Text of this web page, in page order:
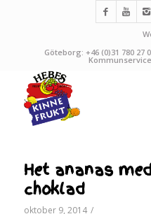
Göteborg: +46 (0)31 780 27
Het ananas
choklad
oktober 9, 2014 /